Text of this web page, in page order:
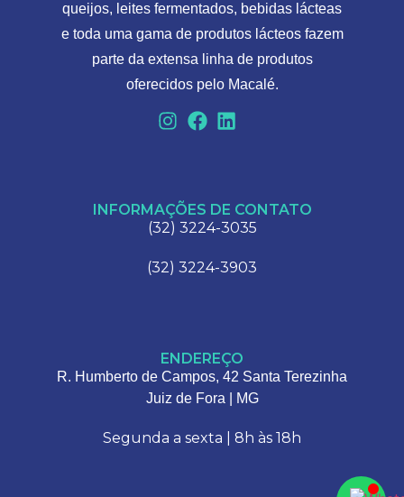
queijos, leites fermentados, bebidas lácteas
e toda uma gama de produtos lácteos fazem
parte da extensa linha de produtos
oferecidos pelo Macalé.
INFORMAÇÕES DE CONTATO
(32) 3224-3035
(32) 3224-3903
ENDEREÇO
R. Humberto de Campos, 42 Santa Terezinha
Juiz de Fora | MG
Segunda a sexta | 8h às 18h